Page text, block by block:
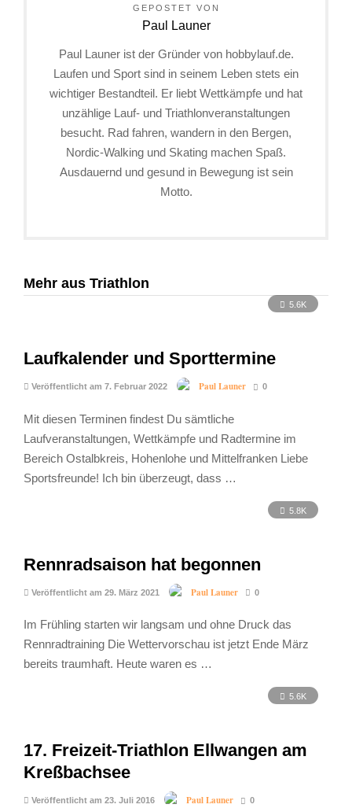
GEPOSTET VON
Paul Launer
Paul Launer ist der Gründer von hobbylauf.de.
Laufen und Sport sind in seinem Leben stets ein
wichtiger Bestandteil. Er liebt Wettkämpfe und hat
unzählige Lauf- und Triathlonveranstaltungen
besucht. Rad fahren, wandern in den Bergen,
Nordic-Walking und Skating machen Spaß.
Ausdauernd und gesund in Bewegung ist sein
Motto.
Mehr aus Triathlon
5.6K
Laufkalender und Sporttermine
Veröffentlicht am 7. Februar 2022 Paul Launer 0
Mit diesen Terminen findest Du sämtliche
Laufveranstaltungen, Wettkämpfe und Radtermine im
Bereich Ostalbkreis, Hohenlohe und Mittelfranken Liebe
Sportsfreunde! Ich bin überzeugt, dass …
5.8K
Rennradsaison hat begonnen
Veröffentlicht am 29. März 2021 Paul Launer 0
Im Frühling starten wir langsam und ohne Druck das
Rennradtraining Die Wettervorschau ist jetzt Ende März
bereits traumhaft. Heute waren es …
5.6K
17. Freizeit-Triathlon Ellwangen am
Kreßbachsee
Veröffentlicht am 23. Juli 2016 Paul Launer 0